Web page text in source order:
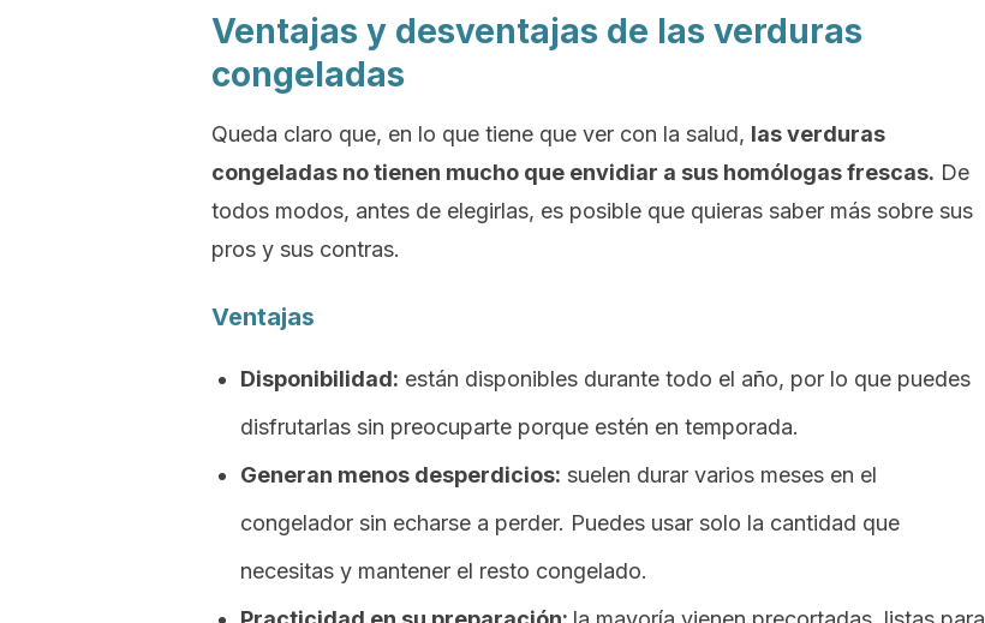
Ventajas y desventajas de las verduras
congeladas
Queda claro que, en lo que tiene que ver con la salud, las verduras
congeladas no tienen mucho que envidiar a sus homólogas frescas. De
todos modos, antes de elegirlas, es posible que quieras saber más sobre sus
pros y sus contras.
Ventajas
Disponibilidad: están disponibles durante todo el año, por lo que puedes
disfrutarlas sin preocuparte porque estén en temporada.
Generan menos desperdicios: suelen durar varios meses en el
congelador sin echarse a perder. Puedes usar solo la cantidad que
necesitas y mantener el resto congelado.